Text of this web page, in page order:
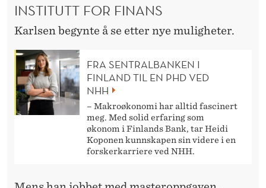
INSTITUTT FOR FINANS
Karlsen begynte å se etter nye muligheter.
FRA SENTRALBANKEN I
FINLAND TIL EN PHD VED
NHH
– Makroøkonomi har alltid fascinert
meg. Med solid erfaring som
økonom i Finlands Bank, tar Heidi
Koponen kunnskapen sin videre i en
forskerkarriere ved NHH.